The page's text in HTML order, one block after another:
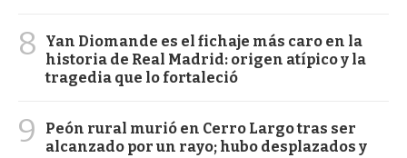
8
Yan Diomande es el fichaje más caro en la
historia de Real Madrid: origen atípico y la
tragedia que lo fortaleció
9
Peón rural murió en Cerro Largo tras ser
alcanzado por un rayo; hubo desplazados y